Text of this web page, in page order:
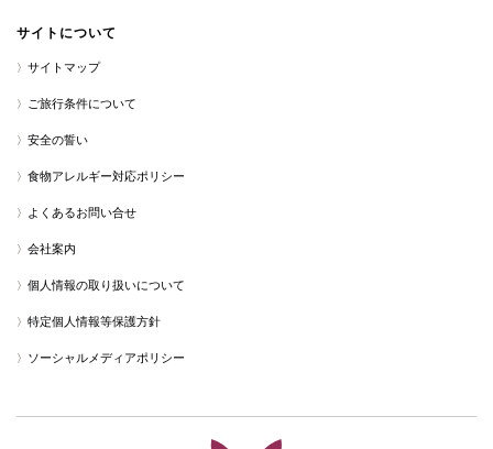
サイトについて
サイトマップ
ご旅行条件について
安全の誓い
食物アレルギー対応ポリシー
よくあるお問い合せ
会社案内
個人情報の取り扱いについて
特定個人情報等保護方針
ソーシャルメディアポリシー